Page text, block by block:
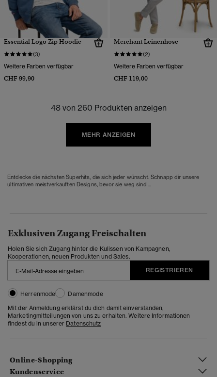
Essential Logo Zip Hoodie
(3)
Weitere Farben verfügbar
CHF 99,90
Merchant Leinenhose
(2)
Weitere Farben verfügbar
CHF 119,00
48 von 260 Produkten anzeigen
MEHR ANZEIGEN
Entdecke die nächsten Superhits, die sich jeder wünscht. Schnapp dir unsere
ultimativen meistverkauften Designs, bevor sie weg sind ...
Exklusiven Zugang Freischalten
Holen Sie sich Zugang hinter die Kulissen von Kampagnen,
Kooperationen, neuen Produkten und Sales.
REGISTRIEREN
Herrenmode
Damenmode
Mit der Anmeldung erklärst du dich damit einverstanden,
Marketingmitteilungen von uns zu erhalten. Weitere Informationen
findest du in unserer Datenschutz
Online-Shopping
Kundenservice